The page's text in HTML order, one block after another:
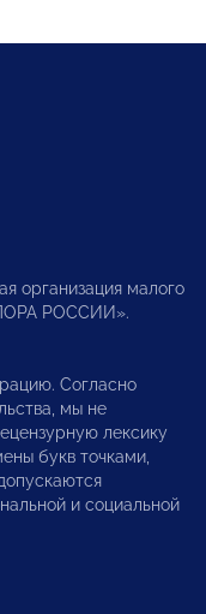
организация малого
РОССИИ».
Согласно
мы не
лексику
букв точками,
и социальной